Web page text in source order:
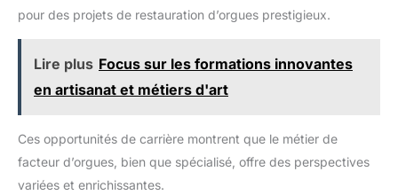
pour des projets de restauration d’orgues prestigieux.
Lire plus Focus sur les formations innovantes
en artisanat et métiers d'art
Ces opportunités de carrière montrent que le métier de
facteur d’orgues, bien que spécialisé, offre des perspectives
variées et enrichissantes.